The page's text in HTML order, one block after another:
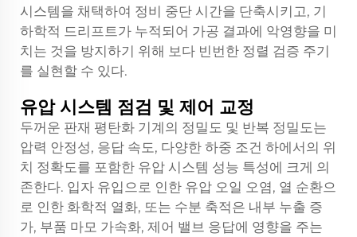
시스템을 채택하여 정비 중단 시간을 단축시키고, 기
하학적 드리프트가 누적되어 가공 결과에 악영향을 미
치는 것을 방지하기 위해 보다 빈번한 정렬 검증 주기
를 실현할 수 있다.
유압 시스템 점검 및 제어 교정
두꺼운 판재 평탄화 기계의 정밀도 및 반복 정밀도는
압력 안정성, 응답 속도, 다양한 하중 조건 하에서의 위
치 정확도를 포함한 유압 시스템 성능 특성에 크게 의
존한다. 입자 유입으로 인한 유압 오일 오염, 열 순환으
로 인한 화학적 열화, 또는 수분 축적은 내부 누출 증
가, 부품 마모 가속화, 제어 밸브 응답에 영향을 주는